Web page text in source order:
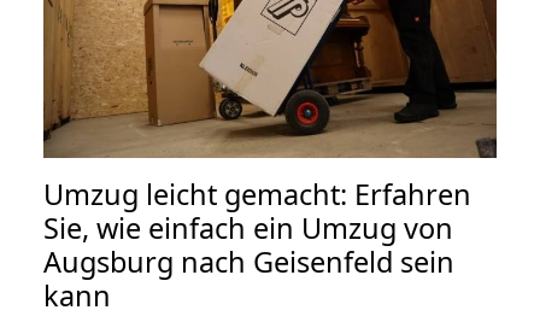
Umzug leicht gemacht: Erfahren
Sie, wie einfach ein Umzug von
Augsburg nach Geisenfeld sein
kann